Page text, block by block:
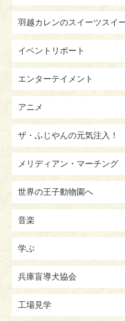
羽越カレンのスイーツスイ
イベントリポート
エンターテイメント
アニメ
ザ・ふじやんの元気注入！
メリディアン・マーチング
世界の王子動物園へ
音楽
学ぶ
兵庫盲導犬協会
工場見学